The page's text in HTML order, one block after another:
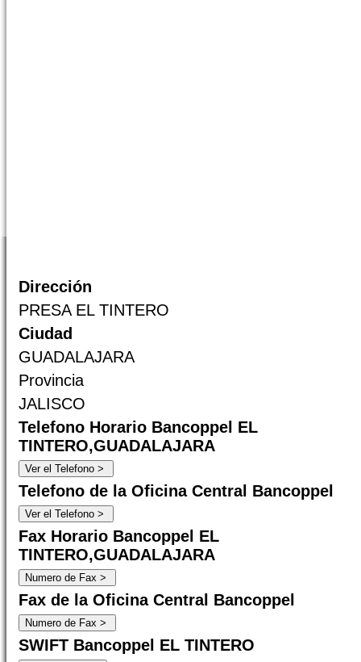
Dirección
PRESA EL TINTERO
Ciudad
GUADALAJARA
Provincia
JALISCO
Telefono Horario Bancoppel EL
TINTERO,GUADALAJARA
Telefono de la Oficina Central Bancoppel
Fax Horario Bancoppel EL
TINTERO,GUADALAJARA
Fax de la Oficina Central Bancoppel
SWIFT Bancoppel EL TINTERO